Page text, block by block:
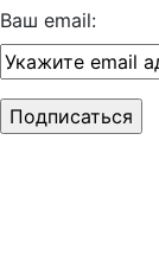
Ваш email: